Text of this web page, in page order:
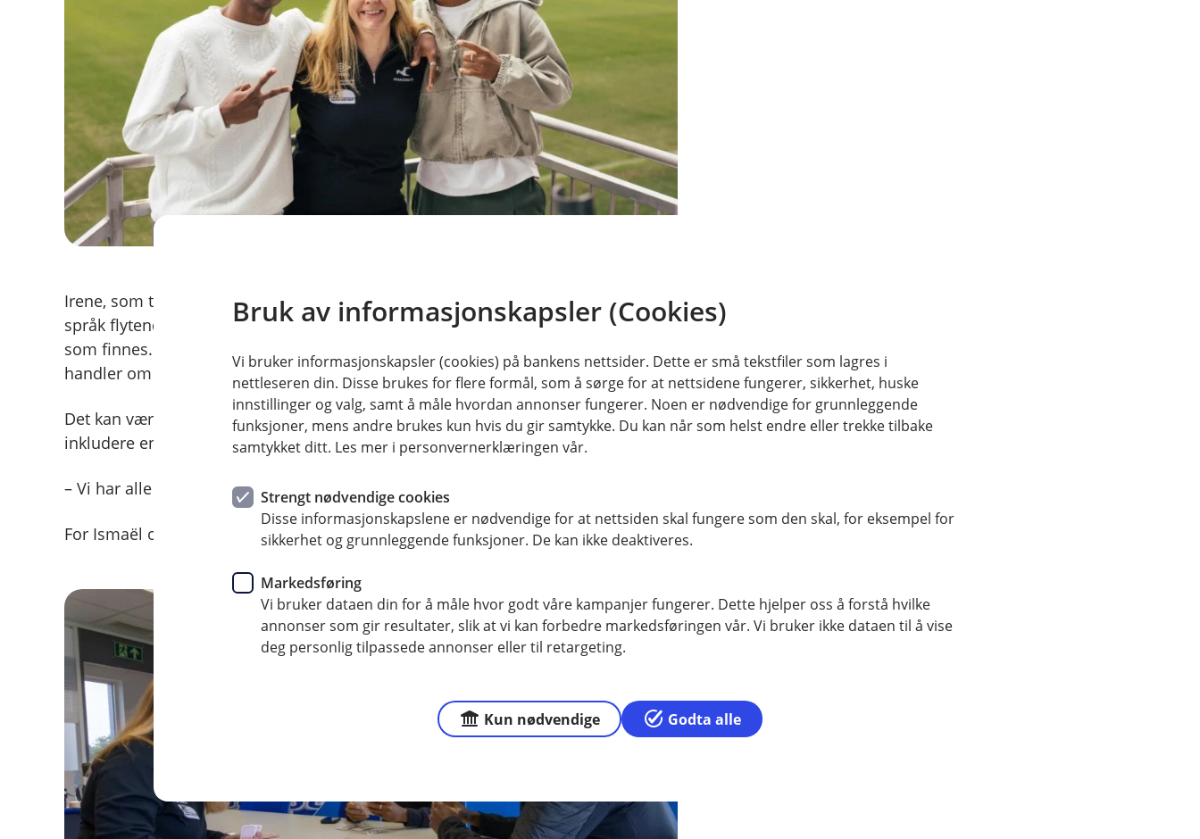
Irene, som til daglig er sosiallærer på Grinde og Straumen skule, snakker begge
språk flytende. Hun mener at uansett språk, er «tillit» et av de vakreste ordene
som finnes. Derfor er hun ydmyk når FKH-spillerne viser henne tillit – enten det
handler om å dele drømmer eller følelser – og opptatt av å gi noe tilbake.
Det kan være å stille sin egen bil til disposisjon når en skal øvelseskjøre. Eller å
inkludere en annen i julefeiring sammen med nær familie.
– Vi har alle godt av å oppleve tillit. Enten å gi den, eller å få den, sier Irene.
For Ismaël og Petcho har den tilliten blitt en del av hverdagen i Haugesund.
Bruk av informasjonskapsler (Cookies)
Vi bruker informasjonskapsler (cookies) på bankens nettsider. Dette er små tekstfiler som lagres i
nettleseren din. Disse brukes for flere formål, som å sørge for at nettsidene fungerer, sikkerhet, huske
innstillinger og valg, samt å måle hvordan annonser fungerer. Noen er nødvendige for grunnleggende
funksjoner, mens andre brukes kun hvis du gir samtykke. Du kan når som helst endre eller trekke tilbake
samtykket ditt. Les mer i personvernerklæringen vår.
Strengt nødvendige cookies
Disse informasjonskapslene er nødvendige for at nettsiden skal fungere som den skal, for eksempel for
sikkerhet og grunnleggende funksjoner. De kan ikke deaktiveres.
Markedsføring
Vi bruker dataen din for å måle hvor godt våre kampanjer fungerer. Dette hjelper oss å forstå hvilke
annonser som gir resultater, slik at vi kan forbedre markedsføringen vår. Vi bruker ikke dataen til å vise
deg personlig tilpassede annonser eller til retargeting.
Kun nødvendige Godta alle